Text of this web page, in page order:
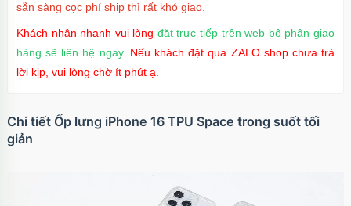
sẵn sàng cọc phí ship thì rất khó giao.
Khách nhận nhanh vui lòng đặt trực tiếp trên web bộ phận giao
hàng sẽ liên hệ ngay. Nếu khách đặt qua ZALO shop chưa trả
lời kịp, vui lòng chờ ít phút ạ.
Chi tiết Ốp lưng iPhone 16 TPU Space trong suốt tối
giản